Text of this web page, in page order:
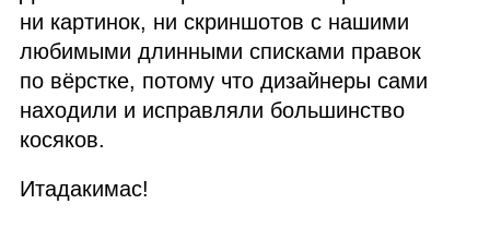
ни картинок, ни скриншотов с нашими
любимыми длинными списками правок
по вёрстке, потому что дизайнеры сами
находили и исправляли большинство
косяков.
Итадакимас!